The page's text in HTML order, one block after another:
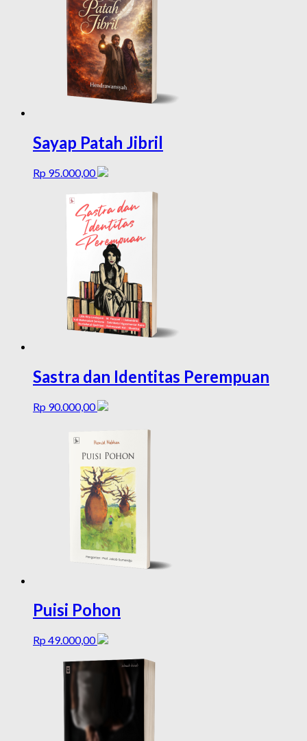
Sayap Patah Jibril
Rp 95.000,00
Sastra dan Identitas Perempuan
Rp 90.000,00
Puisi Pohon
Rp 49.000,00